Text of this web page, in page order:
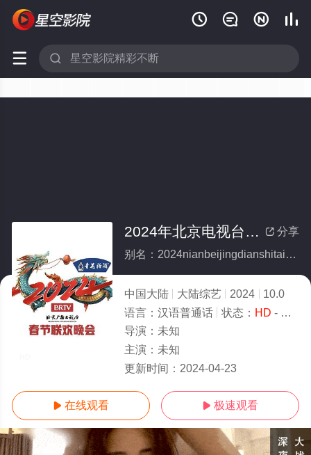
   
 
 分享
2024年北京电视台龙年春节联欢晚会
别名：2024nianbeijingdianshitailongnianchunjielianhuanwanhui
中国大陆 大陆综艺 2024
10.0
语言： 汉语普通话 状态： HD - 免费在线观看
导演： 未知
主演： 未知
更新时间： 2024-04-23
 在线观看  极速观看